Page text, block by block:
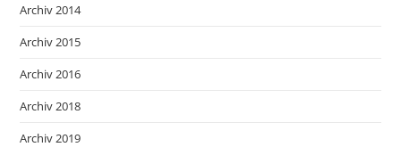
Archiv 2014
Archiv 2015
Archiv 2016
Archiv 2018
Archiv 2019